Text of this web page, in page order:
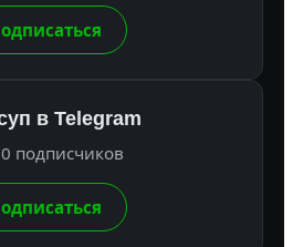
в Telegram
подписчиков